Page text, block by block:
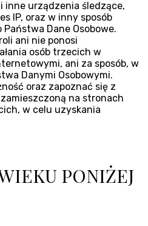
inne urządzenia śledzące,
IP, oraz w inny sposób
Dane Osobowe.
ani nie ponosi
osób trzecich w
ani za sposób, w
Danymi Osobowymi.
oraz zapoznać się z
na stronach
w celu uzyskania
PONIŻEJ